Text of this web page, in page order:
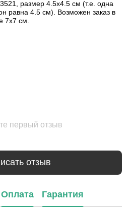
размер 4.5х4.5 см (т.е. одна
равна 4.5 см). Возможен заказ в
7х7 см.
первый отзыв
отзыв
Оплата Гарантия